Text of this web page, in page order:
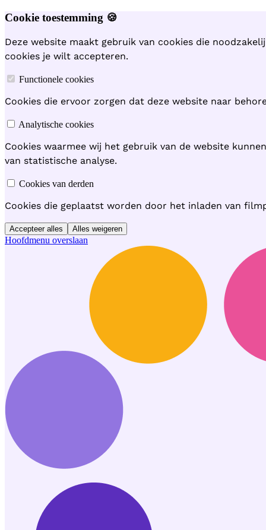
Cookie toestemming 🍪
Deze website maakt gebruik van cookies die
cookies je wilt accepteren.
Functionele cookies
Cookies die ervoor zorgen dat deze website naar
Analytische cookies
Cookies waarmee wij het gebruik van de website
van statistische analyse.
Cookies van derden
Cookies die geplaatst worden door het inladen van
Accepteer alles Alles weigeren
Hoofdmenu overslaan